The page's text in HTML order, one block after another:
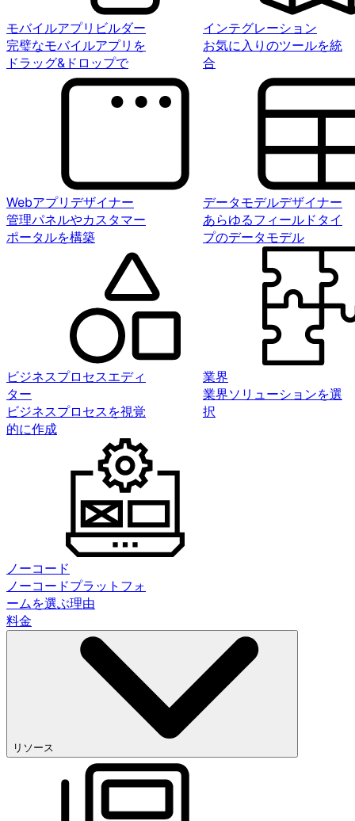
モバイルアプリビルダー
完璧なモバイルアプリを
ドラッグ&ドロップで
インテグレーション
お気に入りのツールを統
合
Webアプリデザイナー
管理パネルやカスタマー
ポータルを構築
データモデルデザイナー
あらゆるフィールドタイ
プのデータモデル
ビジネスプロセスエディ
ター
ビジネスプロセスを視覚
的に作成
業界
業界ソリューションを選
択
ノーコード
ノーコードプラットフォ
ームを選ぶ理由
料金
リソース